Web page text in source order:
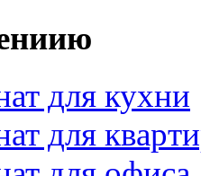
для кухни
для